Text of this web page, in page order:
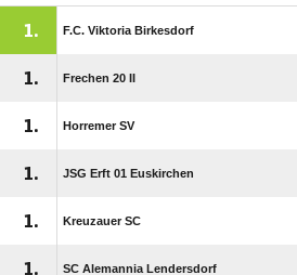
1. F.C. Viktoria Birkesdorf
1. Frechen 20 II
1. Horremer SV
1. JSG Erft 01 Euskirchen
1. Kreuzauer SC
1. SC Alemannia Lendersdorf